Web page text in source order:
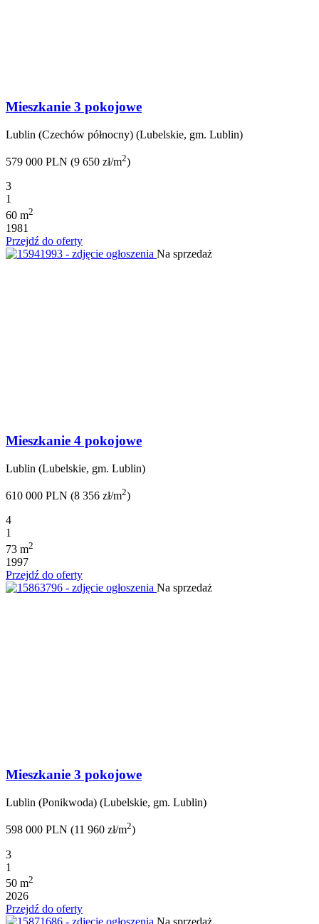
Mieszkanie 3 pokojowe
Lublin (Czechów północny) (Lubelskie, gm. Lublin)
579 000 PLN (9 650 zł/m2)
3
1
60 m2
1981
Przejdź do oferty
Na sprzedaż
Mieszkanie 4 pokojowe
Lublin (Lubelskie, gm. Lublin)
610 000 PLN (8 356 zł/m2)
4
1
73 m2
1997
Przejdź do oferty
Na sprzedaż
Mieszkanie 3 pokojowe
Lublin (Ponikwoda) (Lubelskie, gm. Lublin)
598 000 PLN (11 960 zł/m2)
3
1
50 m2
2026
Przejdź do oferty
Na sprzedaż